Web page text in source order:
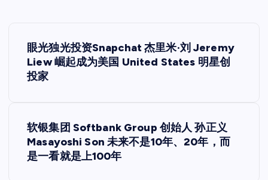
文
章
航
眼光独光投资Snapchat 杰里米·刘 Jeremy
Liew 崛起成为美国 United States 明星创
投家
软银集团 Softbank Group 创始人 孙正义
Masayoshi Son 未来不是10年、20年，而
是一看就是上100年